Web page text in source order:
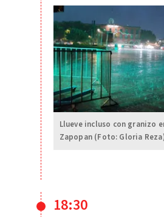
Llueve incluso con granizo
Zapopan (Foto: Gloria
18:30